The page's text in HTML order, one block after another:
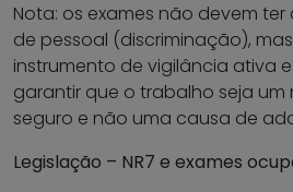
Nota: os exames não devem
de pessoal (discriminação),
instrumento de vigilância ativa
garantir que o trabalho seja um
seguro e não uma causa de
Legislação – NR7 e exames